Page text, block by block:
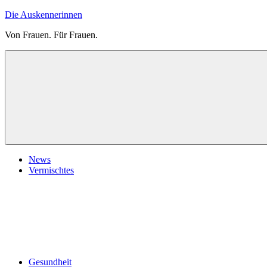
Zum
springen
Die Auskennerinnen
Von Frauen. Für Frauen.
News
Vermischtes
Gesundheit